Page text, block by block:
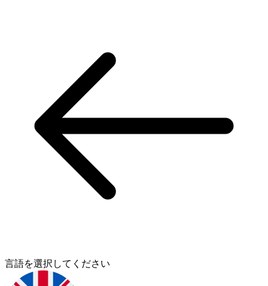
言語を選択してください